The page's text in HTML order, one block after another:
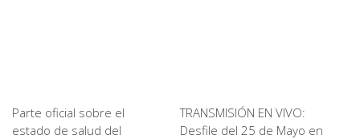
Parte oficial sobre el
estado de salud del
TRANSMISIÓN EN VIVO:
Desfile del 25 de Mayo en